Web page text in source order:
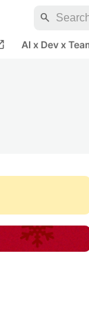
search
AI x Dev x